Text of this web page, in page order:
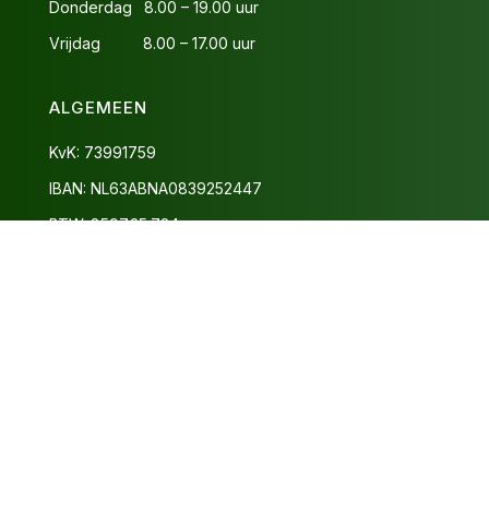
OPENINGSTIJDEN
Maandag 8.00 – 20.00 uur
Dinsdag 8.00 – 19.00 uur
Woensdag 8.00 – 20.00 uur